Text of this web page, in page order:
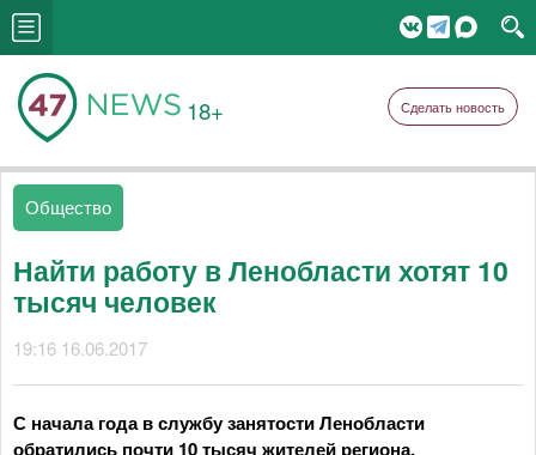
18+ Сделать новость
Общество
Найти работу в Ленобласти хотят 10
тысяч человек
19:16 16.06.2017
С начала года в службу занятости Ленобласти
обратились почти 10 тысяч жителей региона.